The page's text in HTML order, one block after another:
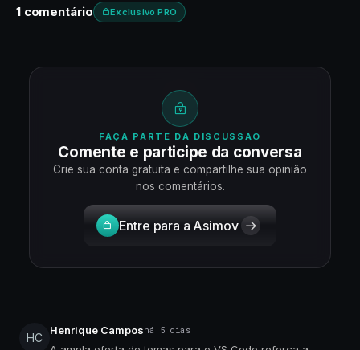
1 comentário Exclusivo PRO
FAÇA PARTE DA DISCUSSÃO
Comente e participe da conversa
Crie sua conta gratuita e compartilhe sua opinião
nos comentários.
Entre para a Asimov
HC
Henrique Camposhá 5 dias